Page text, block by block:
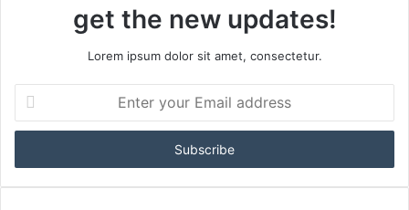
get the new updates!
Lorem ipsum dolor sit amet, consectetur.
your
Email